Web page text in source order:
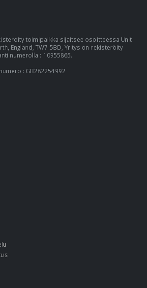
toimipaikka sijaitsee osoitteessa Unit
England, TW7 5BD, Yritys on rekisteröity
numerolla : 10955865.
: GB282254992